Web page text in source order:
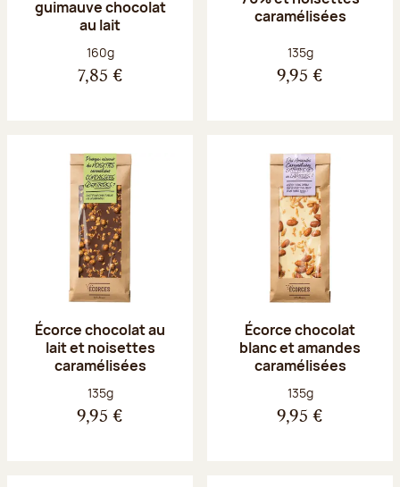
guimauve chocolat
au lait
Poids net :
160g
7,85 €
caramélisées
Poids net :
135g
9,95 €
Écorce chocolat au
lait et noisettes
caramélisées
Poids net :
135g
9,95 €
Écorce chocolat
blanc et amandes
caramélisées
Poids net :
135g
9,95 €